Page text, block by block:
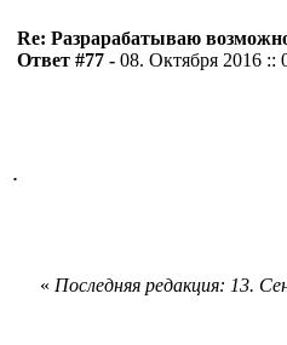
Re: Разрарабатываю
Ответ #77 - 08. Октября 2016 ::
.
« Последняя редакция: 13.